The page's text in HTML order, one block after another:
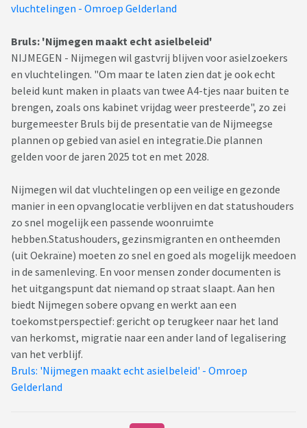
vluchtelingen - Omroep Gelderland
Bruls: 'Nijmegen maakt echt asielbeleid'
NIJMEGEN - Nijmegen wil gastvrij blijven voor asielzoekers
en vluchtelingen. "Om maar te laten zien dat je ook echt
beleid kunt maken in plaats van twee A4-tjes naar buiten te
brengen, zoals ons kabinet vrijdag weer presteerde", zo zei
burgemeester Bruls bij de presentatie van de Nijmeegse
plannen op gebied van asiel en integratie.Die plannen
gelden voor de jaren 2025 tot en met 2028.
Nijmegen wil dat vluchtelingen op een veilige en gezonde
manier in een opvanglocatie verblijven en dat statushouders
zo snel mogelijk een passende woonruimte
hebben.Statushouders, gezinsmigranten en ontheemden
(uit Oekraïne) moeten zo snel en goed als mogelijk meedoen
in de samenleving. En voor mensen zonder documenten is
het uitgangspunt dat niemand op straat slaapt. Aan hen
biedt Nijmegen sobere opvang en werkt aan een
toekomstperspectief: gericht op terugkeer naar het land
van herkomst, migratie naar een ander land of legalisering
van het verblijf.
Bruls: 'Nijmegen maakt echt asielbeleid' - Omroep
Gelderland